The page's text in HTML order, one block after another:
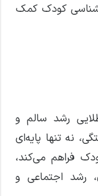
کودک کمک
رشد سالم و
نه تنها پایه‌ای
فراهم می‌کند،
رشد اجتماعی و